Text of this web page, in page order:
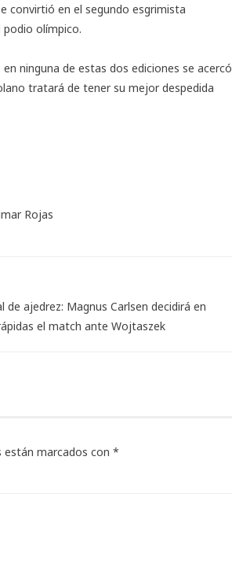
convirtió en el segundo esgrimista
olímpico.
ninguna de estas dos ediciones se acercó
tratará de tener su mejor despedida
Rojas
de ajedrez: Magnus Carlsen decidirá en
el match ante Wojtaszek
marcados con *